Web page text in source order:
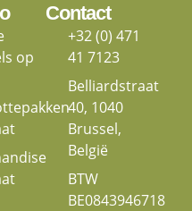
op
Contact
+32 (0) 471
41 7123
Belliardstraat
40, 1040
Brussel,
België
BTW
BE0843946718